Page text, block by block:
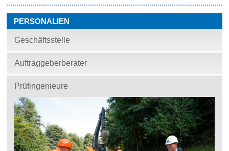
PERSONALIEN
Geschäftsstelle
Auftraggeberberater
Prüfingenieure